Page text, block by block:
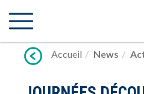
vers
Accueil
News